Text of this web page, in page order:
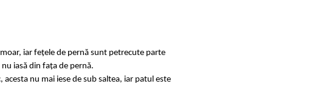
iar fețele de pernă sunt petrecute parte
iasă din fața de pernă.
nu mai iese de sub saltea, iar patul este